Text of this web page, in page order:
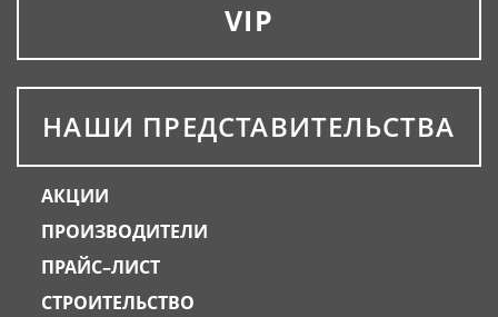
VIP
НАШИ ПРЕДСТАВИТЕЛЬСТВА
АКЦИИ
ПРОИЗВОДИТЕЛИ
ПРАЙС–ЛИСТ
СТРОИТЕЛЬСТВО